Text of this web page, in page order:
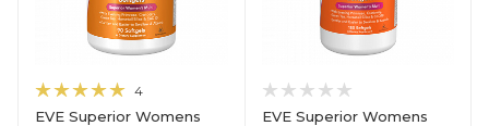
4
EVE Superior Womens
EVE Superior Womens